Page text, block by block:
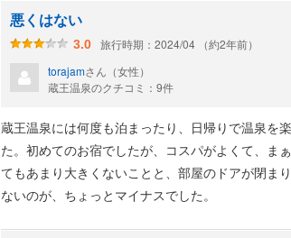
食事も山形県産のぶたしゃぶなど いろいろな食
特に初日に大浴場の不具合で、系列ホテルの温泉
には解消）その時の責任者の方の対応が素晴ら
悪くはない
3.0
旅行時期：2024/04 （約2年前）
torajamさん（女性）
蔵王温泉のクチコミ：9件
蔵王温泉には何度も泊まったり、日帰りで温泉を
た。初めてのお宿でしたが、コスパがよくて、ま
てもあまり大きくないことと、部屋のドアが閉ま
ないのが、ちょっとマイナスでした。